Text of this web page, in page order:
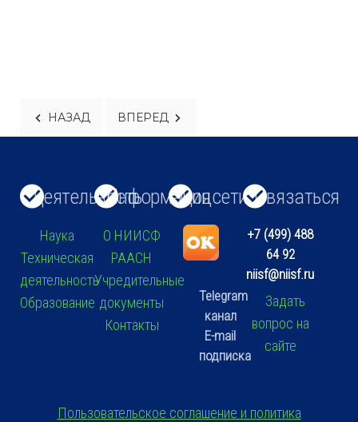
ПРЕДЫДУЩИЙ: НОВОСТИ 21
НАЗАД СЛЕДУЮЩИЙ: НОВОСТИ 23
ВПЕРЕД
Деятельность
Наука
Техническая
деятельность
Образование
Информация
О НИИСФ
РААСН
Учредительные
документы
Контакты
Соцсети
Telegram
канал
E-mail
подписка
Связаться
+7 (499) 488
64 92
niisf@niisf.ru
Задать
вопрос на
сайте
Пользовательское соглашение и политика